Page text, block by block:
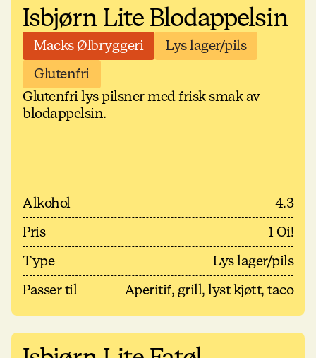
Isbjørn Lite Blodappelsin
Macks Ølbryggeri
Lys lager/pils
Glutenfri
Glutenfri lys pilsner med frisk smak av
blodappelsin.
Alkohol
4.3
Pris
1 Oi!
Type
Lys lager/pils
Passer til
Aperitif, grill, lyst kjøtt, taco